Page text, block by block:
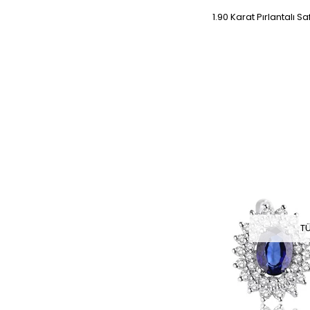
1.90 Karat Pırlantalı